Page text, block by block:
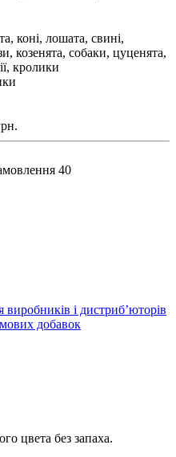
коні, лошата, свині,
козенята, собаки, цуценята,
кролики
40
виробників і дистриб’юторів
добавок
цвета без запаха.